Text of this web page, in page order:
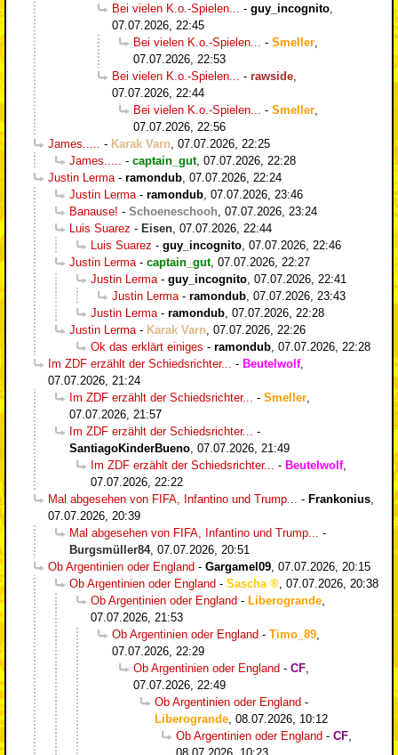
Bei vielen K.o.-Spielen... - guy_incognito,
07.07.2026, 22:45
Bei vielen K.o.-Spielen... - Smeller,
07.07.2026, 22:53
Bei vielen K.o.-Spielen... - rawside,
07.07.2026, 22:44
Bei vielen K.o.-Spielen... - Smeller,
07.07.2026, 22:56
James..... - Karak Varn, 07.07.2026, 22:25
James..... - captain_gut, 07.07.2026, 22:28
Justin Lerma- ramondub, 07.07.2026, 22:24
Justin Lerma- ramondub, 07.07.2026, 23:46
Banause! - Schoeneschooh, 07.07.2026, 23:24
Luis Suarez - Eisen, 07.07.2026, 22:44
Luis Suarez - guy_incognito, 07.07.2026, 22:46
Justin Lerma- captain_gut, 07.07.2026, 22:27
Justin Lerma- guy_incognito, 07.07.2026, 22:41
Justin Lerma- ramondub, 07.07.2026, 23:43
Justin Lerma- ramondub, 07.07.2026, 22:28
Justin Lerma- Karak Varn, 07.07.2026, 22:26
Ok das erklärt einiges - ramondub, 07.07.2026, 22:28
Im ZDF erzählt der Schiedsrichter... - Beutelwolf,
07.07.2026, 21:24
Im ZDF erzählt der Schiedsrichter... - Smeller,
07.07.2026, 21:57
Im ZDF erzählt der Schiedsrichter... -
SantiagoKinderBueno, 07.07.2026, 21:49
Im ZDF erzählt der Schiedsrichter... - Beutelwolf,
07.07.2026, 22:22
Mal abgesehen von FIFA, Infantino und Trump... - Frankonius,
07.07.2026, 20:39
Mal abgesehen von FIFA, Infantino und Trump... -
Burgsmüller84, 07.07.2026, 20:51
Ob Argentinien oder England - Gargamel09, 07.07.2026, 20:15
Ob Argentinien oder England - Sascha , 07.07.2026, 20:38
Ob Argentinien oder England - Liberogrande,
07.07.2026, 21:53
Ob Argentinien oder England - Timo_89,
07.07.2026, 22:29
Ob Argentinien oder England - CF,
07.07.2026, 22:49
Ob Argentinien oder England -
Liberogrande, 08.07.2026, 10:12
Ob Argentinien oder England - CF,